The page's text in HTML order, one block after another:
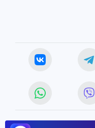
реальную